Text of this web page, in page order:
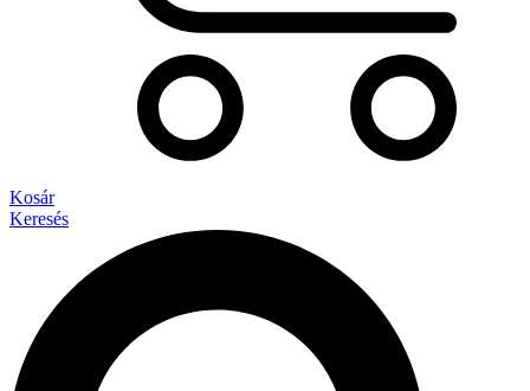
Kosár
Keresés